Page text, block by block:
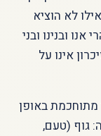
לא הוציא
ובנינו ובני
אינו על
מתוחכמת באופן
גוף (טעם,